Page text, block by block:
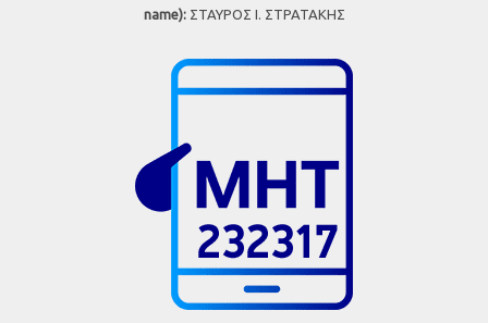
name):ΣΤΑΥΡΟΣ Ι. ΣΤΡΑΤΑΚΗΣ